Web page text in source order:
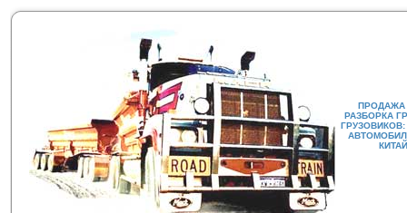
ПРОДАЖА
РАЗБОРКА